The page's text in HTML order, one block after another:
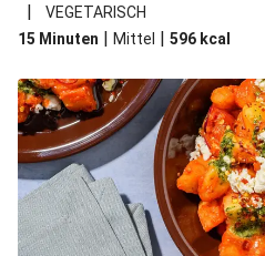
|
VEGETARISCH
15 Minuten | Mittel | 596 kcal